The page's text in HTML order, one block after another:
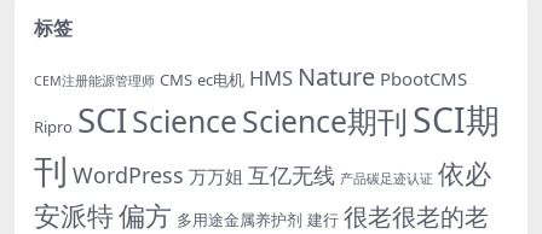
标签
CEM注册能源管理师 CMS ec电机 HMS Nature PbootCMS
Ripro SCIScienceScience期刊 SCI期
刊 WordPress 万万姐 互亿无线 产品碳足迹认证 依必
安派特偏方 多用途金属养护剂 建行 很老很老的老